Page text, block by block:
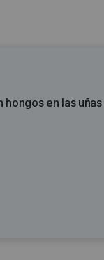
en las